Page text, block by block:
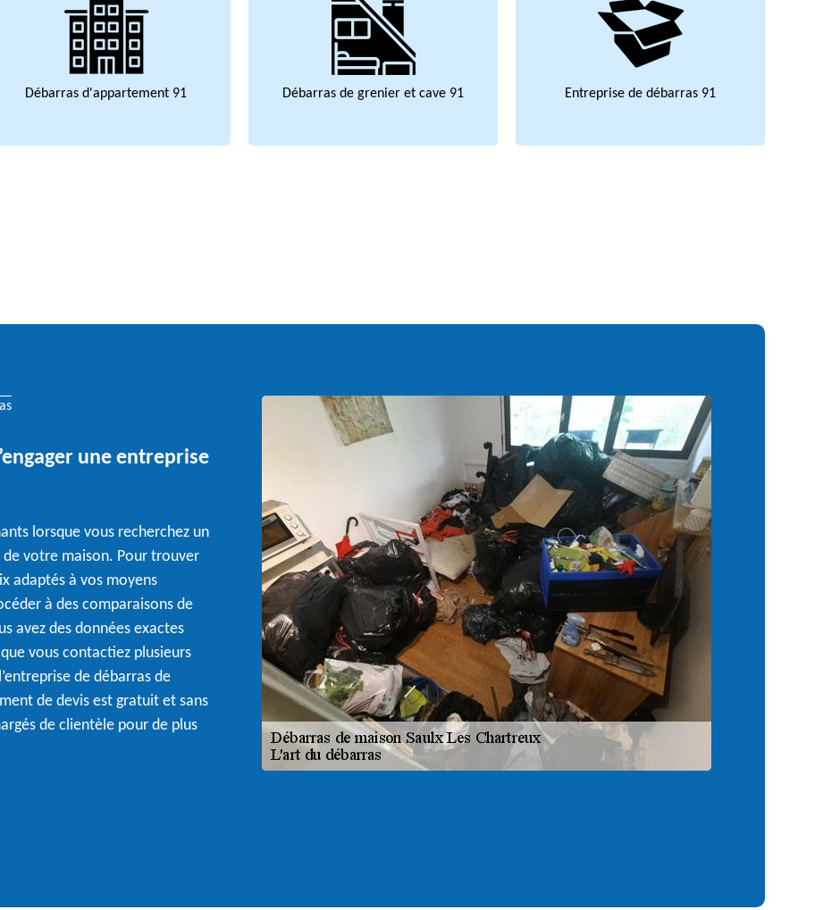
Débarras d'appartement 91 Débarras de grenier et cave 91 Entreprise de débarras 91
une entreprise
lorsque vous recherchez un
votre maison. Pour trouver
adaptés à vos moyens
à des comparaisons de
avez des données exactes
vous contactiez plusieurs
de débarras de
de devis est gratuit et sans
de clientèle pour de plus